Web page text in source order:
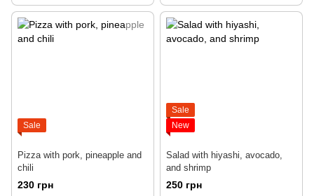
Sale
Pizza with pork, pineapple and
chili
230 грн
Sale
New
Salad with hiyashi, avocado,
and shrimp
250 грн